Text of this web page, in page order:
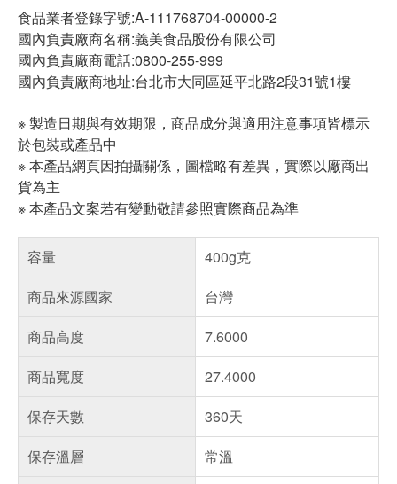
食品業者登錄字號:A-111768704-00000-2
國內負責廠商名稱:義美食品股份有限公司
國內負責廠商電話:0800-255-999
國內負責廠商地址:台北市大同區延平北路2段31號1樓
※ 製造日期與有效期限，商品成分與適用注意事項皆標示
於包裝或產品中
※ 本產品網頁因拍攝關係，圖檔略有差異，實際以廠商出
貨為主
※ 本產品文案若有變動敬請參照實際商品為準
容量
400g克
商品來源國家
台灣
商品高度
7.6000
商品寬度
27.4000
保存天數
360天
保存溫層
常溫